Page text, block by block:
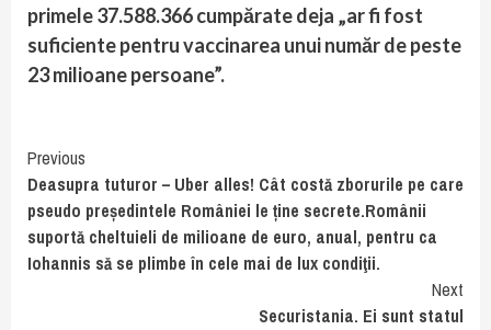
primele 37.588.366 cumpărate deja „ar fi fost
suficiente pentru vaccinarea unui număr de peste
23 milioane persoane”.
Continue
Reading
Previous
Deasupra tuturor – Uber alles! Cât costă zborurile pe care
pseudo președintele României le ține secrete.Românii
suportă cheltuieli de milioane de euro, anual, pentru ca
Iohannis să se plimbe în cele mai de lux condiţii.
Next
Securistania. Ei sunt statul